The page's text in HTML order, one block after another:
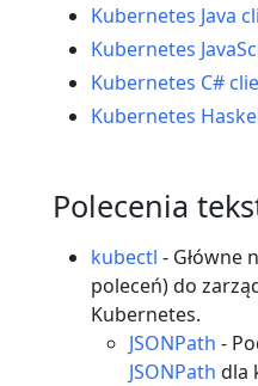
Kubernetes Java
Kubernetes
Kubernetes C#
Kubernetes
Polecenia
kubectl - Główne
poleceń) do
Kubernetes.
JSONPath -
JSONPath dla